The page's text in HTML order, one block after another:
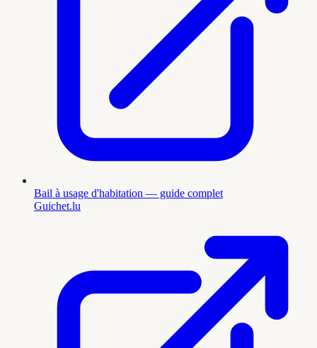
Bail à usage d'habitation — guide complet
Guichet.lu